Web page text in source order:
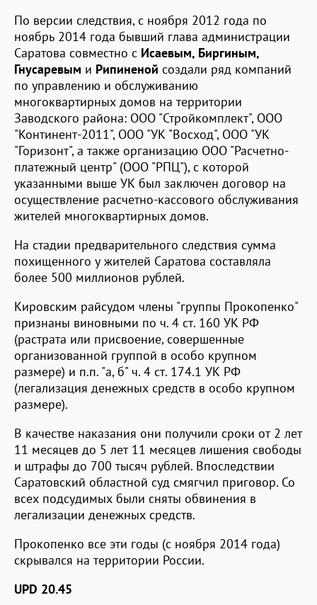
По версии следствия, с ноября 2012 года по
ноябрь 2014 года бывший глава администрации
Саратова совместно с Исаевым, Биргиным,
Гнусаревым и Рипиненой создали ряд компаний
по управлению и обслуживанию
многоквартирных домов на территории
Заводского района: ООО "Стройкомплект", ООО
"Континент-2011", ООО "УК "Восход", ООО "УК
"Горизонт", а также организацию ООО "Расчетно-
платежный центр" (ООО "РПЦ"), с которой
указанными выше УК был заключен договор на
осуществление расчетно-кассового обслуживания
жителей многоквартирных домов.
На стадии предварительного следствия сумма
похищенного у жителей Саратова составляла
более 500 миллионов рублей.
Кировским райсудом члены "группы Прокопенко"
признаны виновными по ч. 4 ст. 160 УК РФ
(растрата или присвоение, совершенные
организованной группой в особо крупном
размере) и п.п. "а, б" ч. 4 ст. 174.1 УК РФ
(легализация денежных средств в особо крупном
размере).
В качестве наказания они получили сроки от 2 лет
11 месяцев до 5 лет 11 месяцев лишения свободы
и штрафы до 700 тысяч рублей. Впоследствии
Саратовский областной суд смягчил приговор. Со
всех подсудимых были сняты обвинения в
легализации денежных средств.
Прокопенко все эти годы (с ноября 2014 года)
скрывался на территории России.
UPD 20.45